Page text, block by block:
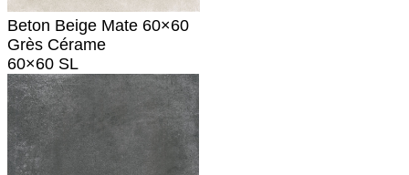
Beton Beige Mate 60×60
Grès Cérame
60×60 SL